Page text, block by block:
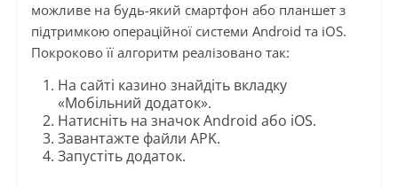
можливе на будь-який смартфон або планшет з
підтримкою операційної системи Android та iOS.
Покроково її алгоритм реалізовано так:
На сайті казино знайдіть вкладку
«Мобільний додаток».
Натисніть на значок Android або iOS.
Завантажте файли APK.
Запустіть додаток.